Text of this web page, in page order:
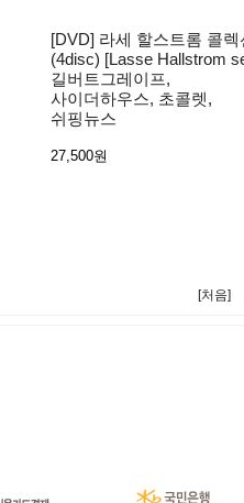
[DVD] 라세 할스트롬 콜렉
(4disc) [Lasse Hallstrom
길버트그레이프,
사이더하우스, 초콜렛,
쉬핑뉴스
27,500원
[처음]